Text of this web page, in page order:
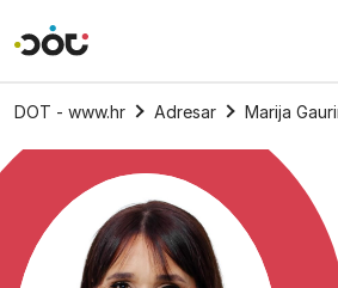
Povratak na naslovnicu
DOT - www.hr Adresar Marija